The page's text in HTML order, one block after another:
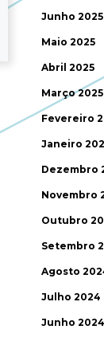
Junho 2025
Maio 2025
Abril 2025
Março 2025
Fevereiro
Janeiro
Dezembro
Novembro
Outubro
Setembro
Agosto
Julho 2024
Junho 2024